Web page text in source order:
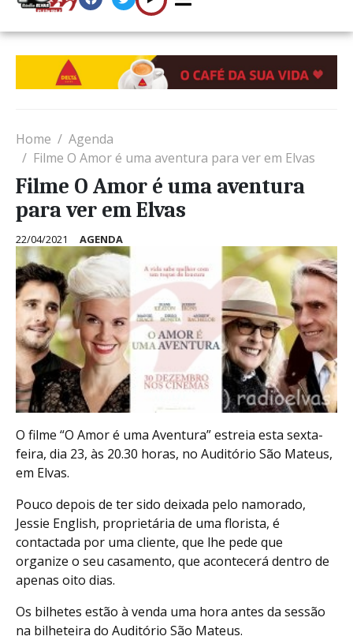
Home
Agenda
Filme O Amor é uma aventura para ver em Elvas
Filme O Amor é uma aventura
para ver em Elvas
22/04/2021 AGENDA
O filme “O Amor é uma Aventura” estreia esta sexta-
feira, dia 23, às 20.30 horas, no Auditório São Mateus,
em Elvas.
Pouco depois de ter sido deixada pelo namorado,
Jessie English, proprietária de uma florista, é
contactada por uma cliente, que lhe pede que
organize o seu casamento, que acontecerá dentro de
apenas oito dias.
Os bilhetes estão à venda uma hora antes da sessão
na bilheteira do Auditório São Mateus.